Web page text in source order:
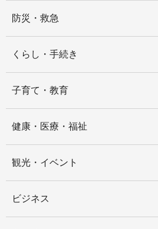
防災・救急
くらし・手続き
子育て・教育
健康・医療・福祉
観光・イベント
ビジネス